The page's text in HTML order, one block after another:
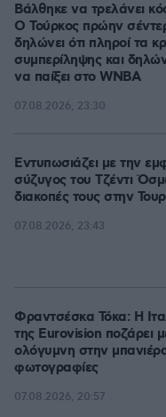
Βάλθηκε να τρελάνει
Ο Τούρκος πρώην
δηλώνει ότι πληροί τα
συμπερίληψης και
να παίξει στο WNBA
07.08.2026, 23:30
Εντυπωσιάζει με την
σύζυγος του Τζέντι
διακοπές τους στην
07.08.2026, 23:43
Φραντσέσκα Τόκα: Η
της Eurovision ποζάρει με
ολόγυμνη στην
φωτογραφίες
07.08.2026, 20:57